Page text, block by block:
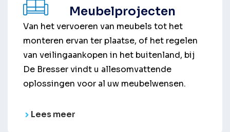
Meubelprojecten
Van het vervoeren van meubels tot het
monteren ervan ter plaatse, of het regelen
van veilingaankopen in het buitenland, bij
De Bresser vindt u allesomvattende
oplossingen voor al uw meubelwensen.
Lees meer